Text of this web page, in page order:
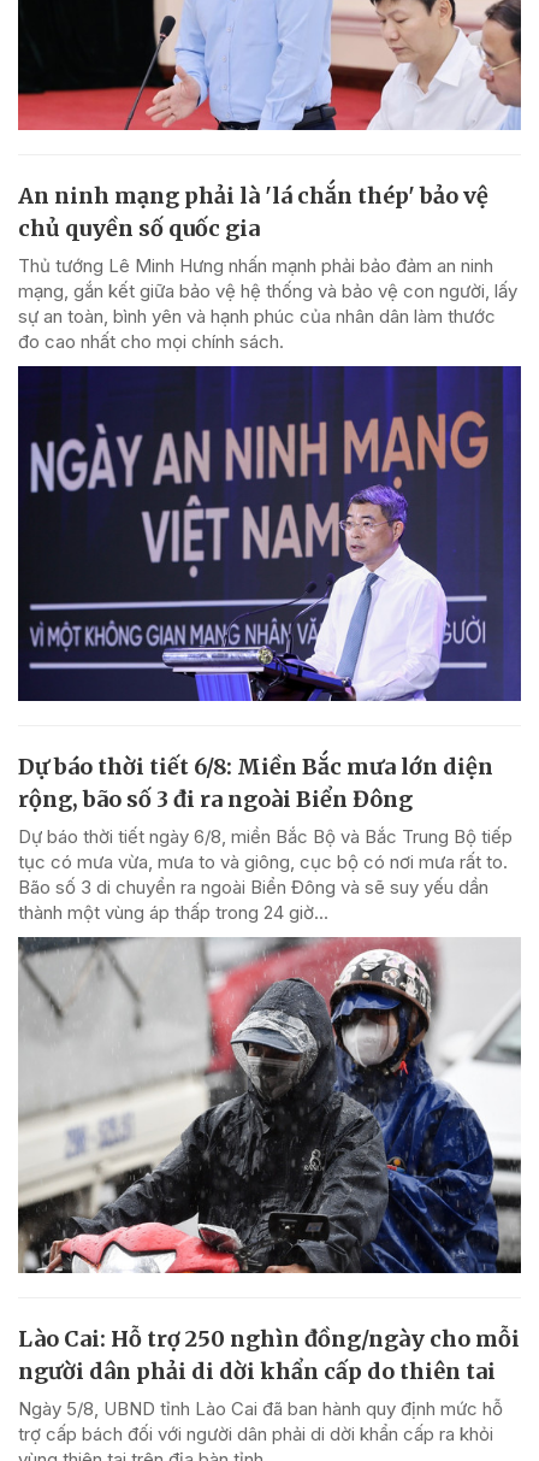
An ninh mạng phải là 'lá chắn thép' bảo vệ
chủ quyền số quốc gia
Thủ tướng Lê Minh Hưng nhấn mạnh phải bảo đảm an ninh
mạng, gắn kết giữa bảo vệ hệ thống và bảo vệ con người, lấy
sự an toàn, bình yên và hạnh phúc của nhân dân làm thước
đo cao nhất cho mọi chính sách.
Dự báo thời tiết 6/8: Miền Bắc mưa lớn diện
rộng, bão số 3 đi ra ngoài Biển Đông
Dự báo thời tiết ngày 6/8, miền Bắc Bộ và Bắc Trung Bộ tiếp
tục có mưa vừa, mưa to và giông, cục bộ có nơi mưa rất to.
Bão số 3 di chuyển ra ngoài Biển Đông và sẽ suy yếu dần
thành một vùng áp thấp trong 24 giờ...
Lào Cai: Hỗ trợ 250 nghìn đồng/ngày cho mỗi
người dân phải di dời khẩn cấp do thiên tai
Ngày 5/8, UBND tỉnh Lào Cai đã ban hành quy định mức hỗ
trợ cấp bách đối với người dân phải di dời khẩn cấp ra khỏi